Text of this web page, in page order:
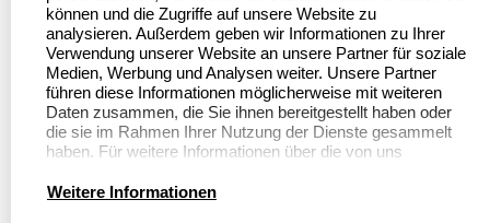
Deutschland
Stempel in
Deutschland
Informationen
Dateivorgaben
Kundenservice
können und die Zugriffe auf unsere Website zu
analysieren. Außerdem geben wir Informationen zu Ihrer
Verwendung unserer Website an unsere Partner für soziale
Medien, Werbung und Analysen weiter. Unsere Partner
führen diese Informationen möglicherweise mit weiteren
Daten zusammen, die Sie ihnen bereitgestellt haben oder
die sie im Rahmen Ihrer Nutzung der Dienste gesammelt
haben. Für weitere Informationen über die von uns
Datenschutzerklärung.
Weitere Informationen